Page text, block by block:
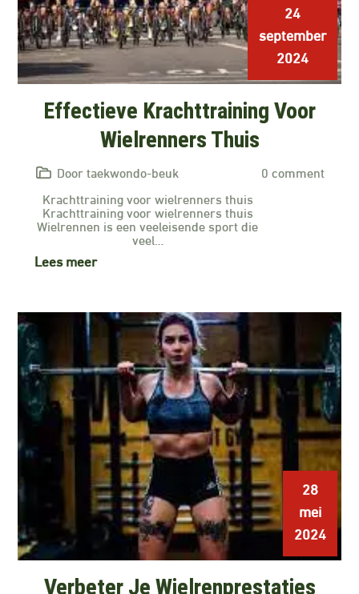
24
september
2024
Effectieve Krachttraining Voor
Wielrenners Thuis
Door taekwondo-beuk
0 comment
Krachttraining voor wielrenners thuis
Krachttraining voor wielrenners thuis
Wielrennen is een veeleisende sport die
veel…
Lees meer
28
mei
2024
Verbeter Je Wielrenprestaties